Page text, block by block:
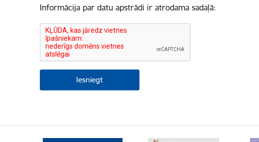
Informācija par datu apstrādi ir atrodama sadaļā: